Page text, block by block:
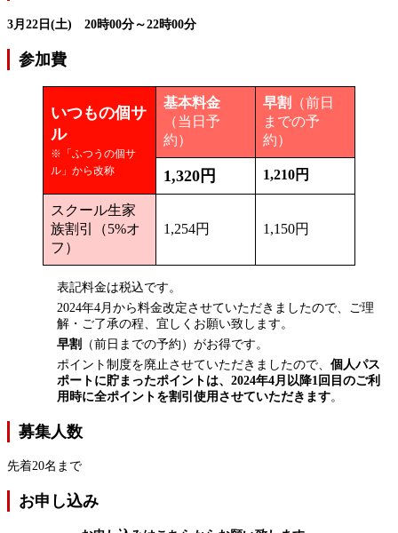
3月22日(土) 20時00分～22時00分
参加費
いつもの個サ
ル
※「ふつうの個サ
ル」から改称
基本料金
（当日予
約）
早割
（前日
までの予
約）
1,320円 1,210円
スクール生家
族割引（5%オ
フ）
1,254円 1,150円
表記料金は税込です。
2024年4月から料金改定させていただきましたので、ご理
解・ご了承の程、宜しくお願い致します。
早割
（前日までの予約）がお得です。
ポイント制度を廃止させていただきましたので、 個人パス
ポートに貯まったポイントは、2024年4月以降1回目のご利
用時に全ポイントを割引使用させていただきます。
募集人数
先着20名まで
お申し込み